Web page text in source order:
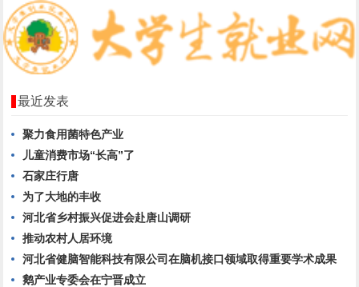
最近发表
聚力食用菌特色产业
儿童消费市场“长高”了
石家庄行唐
为了大地的丰收
河北省乡村振兴促进会赴唐山调研
推动农村人居环境
河北省健脑智能科技有限公司在脑机接口领域取得重要学术成果
鹅产业专委会在宁晋成立